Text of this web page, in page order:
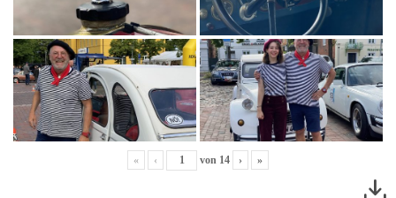
« ‹ von 14 › »